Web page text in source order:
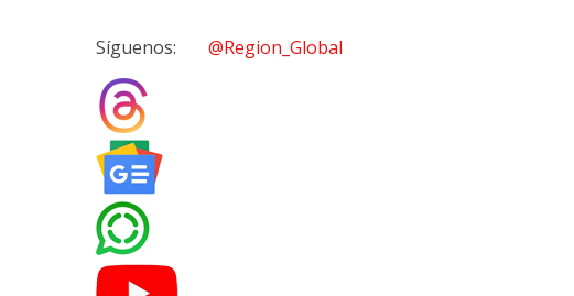
Síguenos: @Region_Global